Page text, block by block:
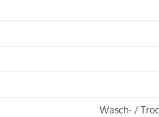
Wasch- /